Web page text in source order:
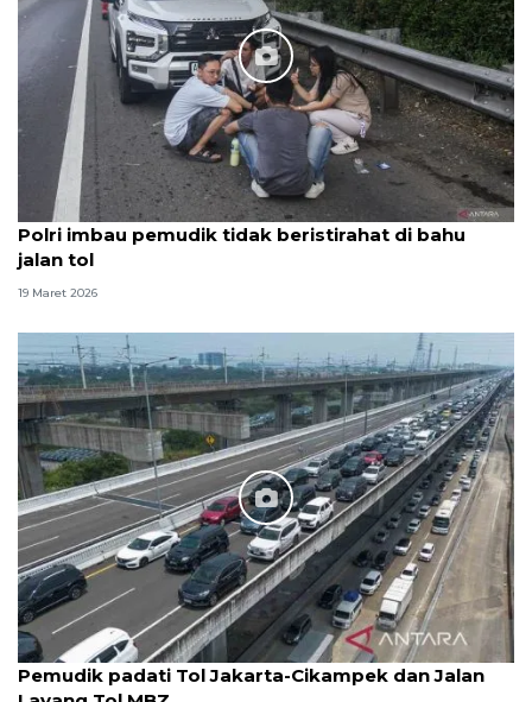
Polri imbau pemudik tidak beristirahat di bahu
jalan tol
19 Maret 2026
Pemudik padati Tol Jakarta-Cikampek dan Jalan